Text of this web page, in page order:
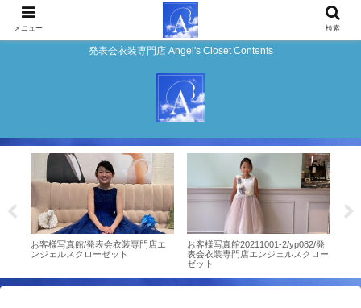
発表会衣装専門店 Angel's Closet Contents
お客様写真館/発表会衣装専門店エ
ンジェルスクローゼット
お客様写真館20211001-2/yp082/発
表会衣装専門店エンジェルスクロー
ゼット
メニュー 検索